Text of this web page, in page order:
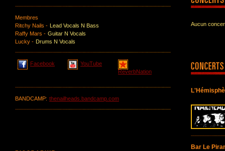
Membres
Ritchy Nails - Lead Vocals N Bass
Raffy Mars - Guitar N Vocals
Lucky - Drums N Vocals
Facebook
YouTube
ReverbNation
BANDCAMP: thenailheads.bandcamp.com
Aucun
Bar Le